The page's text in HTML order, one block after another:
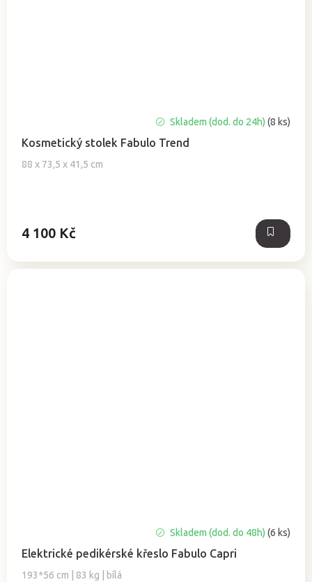
Kosmetický stolek Fabulo Trend
88 x 73,5 x 41,5 cm
produktu
je
Skladem (dod. do 24h)(8 ks)
4 100 Kč
Elektrické pedikérské křeslo Fabulo Capri
193*56 cm | 83 kg | bílá
Skladem (dod. do 48h) (6 ks)